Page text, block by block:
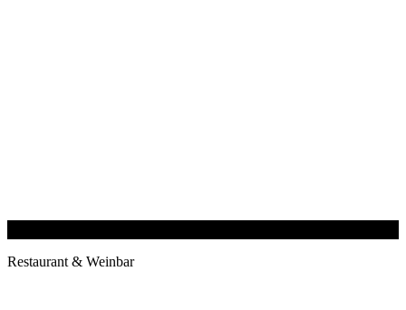
Restaurant & Weinbar